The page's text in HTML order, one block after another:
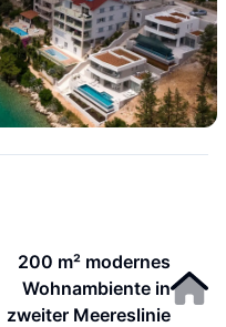
200 m² modernes
Wohnambiente in
zweiter Meereslinie